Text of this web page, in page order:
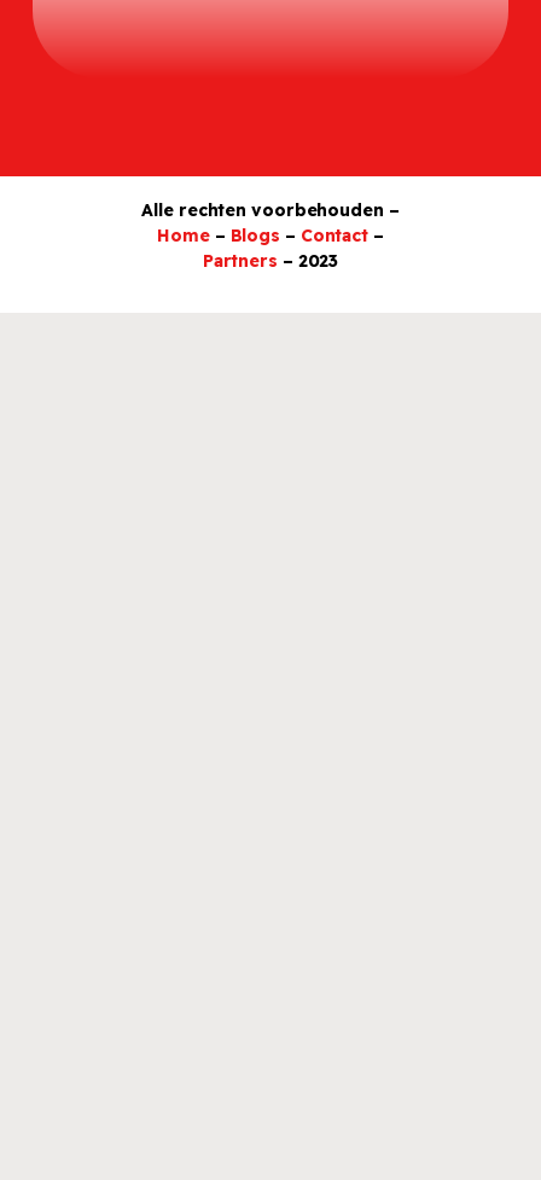
Alle rechten voorbehouden –
Home– Blogs – Contact –
Partners – 2023